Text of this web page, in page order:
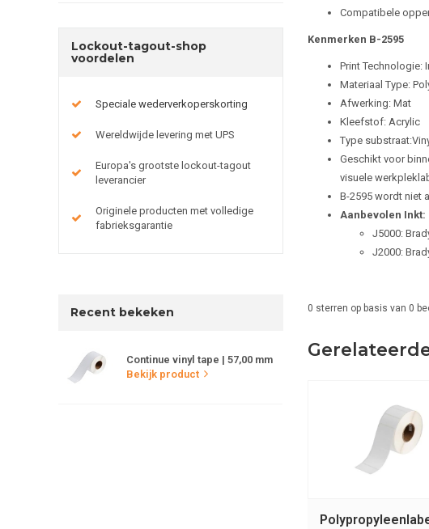
Lockout-tagout-shop
voordelen
Speciale wederverkoperskorting
Wereldwijde levering met UPS
Europa's grootste lockout-tagout
leverancier
Originele producten met volledige
fabrieksgarantie
Recent bekeken
Continue vinyl tape | 57,00 mm
Bekijk product
Compatibele
Kenmerken B-2595
Print Technologie:
Materiaal Type:
Afwerking: Mat
Kleefstof: Acrylic
Type
Geschikt voor
visuele
B-2595 wordt niet
Aanbevolen Inkt:
J5000:
J2000:
0 sterren op basis van 0